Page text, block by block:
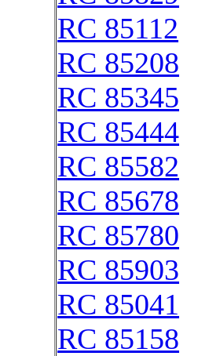
RC 85112
RC 85208
RC 85345
RC 85444
RC 85582
RC 85678
RC 85780
RC 85903
RC 85041
RC 85158